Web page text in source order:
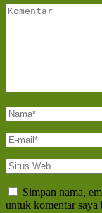
Komentar
Nama*
E-
mail*
Situs
Web
Simpan nama,
untuk komentar saya